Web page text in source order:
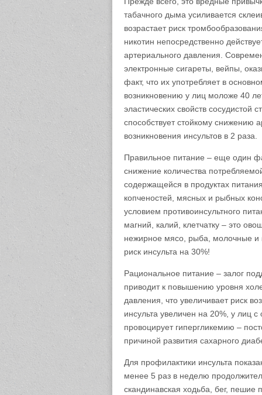
табачного дыма усиливается
возрастает риск
никотин непосредственно
артериального давления.
электронные сигареты, вейпы,
факт, что их употребляет в
возникновению у лиц моложе 40
эластических свойств сосудистой
способствует стойкому снижению
возникновения инсультов в 2 раза.
Правильное питание – еще один
снижение количества
содержащейся в продуктах
копченостей, мясных и рыбных
условием противоинсультного
магний, калий, клетчатку – это
нежирное мясо, рыба, молочные и
риск инсульта на 30%!
Рациональное питание – залог
приводит к повышению уровня
давления, что увеличивает риск
инсульта увеличен на 20%, у лиц
провоцирует гипергликемию –
причиной развития сахарного
Для профилактики инсульта
менее 5 раз в неделю
скандинавская ходьба, бег,